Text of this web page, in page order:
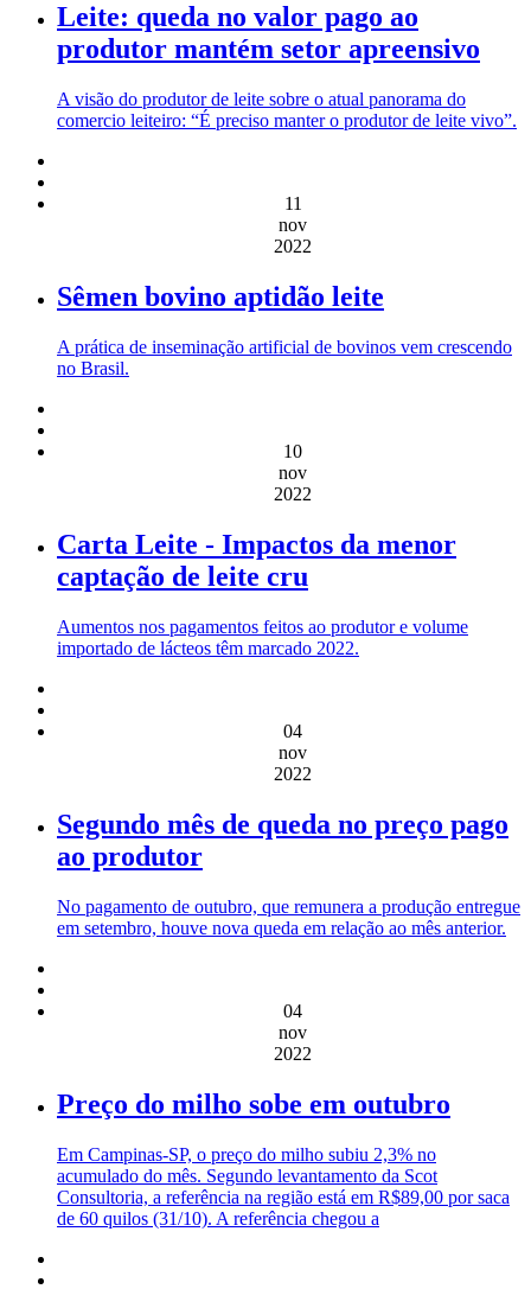
Leite: queda no valor pago ao
produtor mantém setor apreensivo
A visão do produtor de leite sobre o atual panorama do
comercio leiteiro: “É preciso manter o produtor de leite vivo”.
11
nov
2022
Sêmen bovino aptidão leite
A prática de inseminação artificial de bovinos vem crescendo
no Brasil.
10
nov
2022
Carta Leite - Impactos da menor
captação de leite cru
Aumentos nos pagamentos feitos ao produtor e volume
importado de lácteos têm marcado 2022.
04
nov
2022
Segundo mês de queda no preço pago
ao produtor
No pagamento de outubro, que remunera a produção entregue
em setembro, houve nova queda em relação ao mês anterior.
04
nov
2022
Preço do milho sobe em outubro
Em Campinas-SP, o preço do milho subiu 2,3% no
acumulado do mês. Segundo levantamento da Scot
Consultoria, a referência na região está em R$89,00 por saca
de 60 quilos (31/10). A referência chegou a